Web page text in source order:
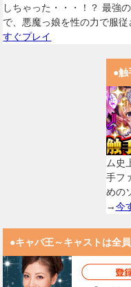
しちゃった・・・！？ 最強
で、悪魔っ娘を性の力で服
すぐプレイ
●触
ム史
手フ
めの
→今
●キャバ王～キャストは全